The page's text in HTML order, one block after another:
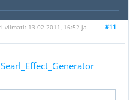
#11
viimati: 13-02-2011, 16:52 ja